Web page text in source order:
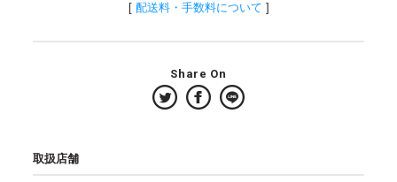
[ 配送料・手数料について ]
Share On
取扱店舗